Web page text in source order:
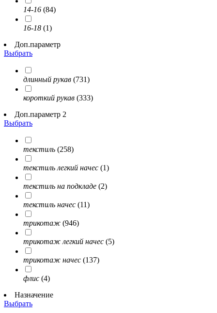
14-16 (84)
16-18 (1)
Доп.параметр
Выбрать
длинный рукав (731)
короткий рукав (333)
Доп.параметр 2
Выбрать
текстиль (258)
текстиль легкий начес (1)
текстиль на подкладе (2)
текстиль начес (11)
трикотаж (946)
трикотаж легкий начес (5)
трикотаж начес (137)
флис (4)
Назначение
Выбрать